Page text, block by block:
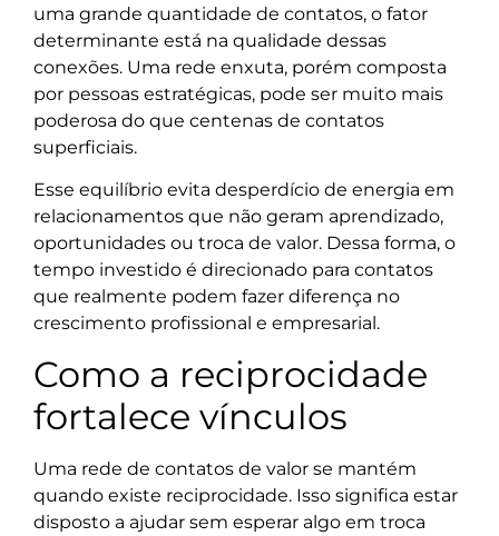
uma grande quantidade de contatos, o fator
determinante está na qualidade dessas
conexões. Uma rede enxuta, porém composta
por pessoas estratégicas, pode ser muito mais
poderosa do que centenas de contatos
superficiais.
Esse equilíbrio evita desperdício de energia em
relacionamentos que não geram aprendizado,
oportunidades ou troca de valor. Dessa forma, o
tempo investido é direcionado para contatos
que realmente podem fazer diferença no
crescimento profissional e empresarial.
Como a reciprocidade
fortalece vínculos
Uma rede de contatos de valor se mantém
quando existe reciprocidade. Isso significa estar
disposto a ajudar sem esperar algo em troca